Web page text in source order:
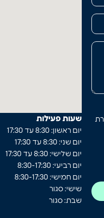
שעות פעילות
יום ראשון: 8:30 עד 17:30
יום שני: 8:30 עד 17:30
יום שלישי: 8:30 עד 17:30
יום רביעי: 8:30-17:30
יום חמישי: 8:30-17:30
שישי: סגור
שבת: סגור